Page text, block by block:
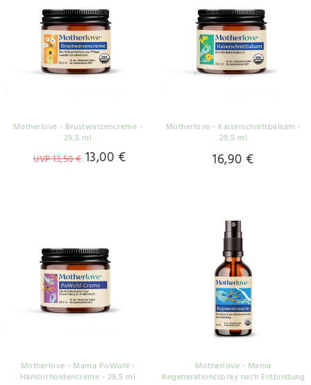
Motherlove - Brustwarzencreme -
29,5 ml
UVP 13,50 € 13,00 €
Motherlove - Kaiserschnittbalsam -
29,5 ml
16,90 €
Motherlove - Mama PoWohl -
Hämorrhoidencreme - 29,5 ml
Motherlove - Mama
Regenerationsspray nach Entbindung